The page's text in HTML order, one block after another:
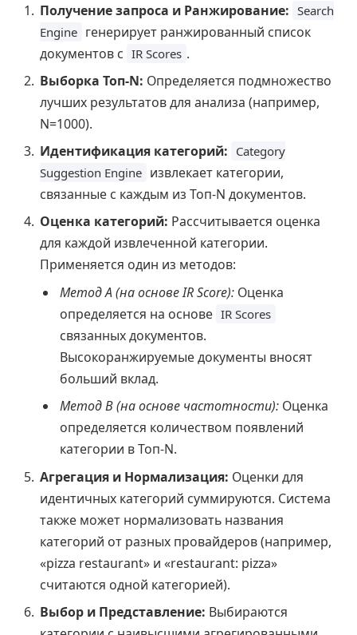
Получение запроса и Ранжирование: Search
Engine генерирует ранжированный список
документов с IR Scores .
Выборка Топ-N: Определяется подмножество
лучших результатов для анализа (например,
N=1000).
Идентификация категорий: Category
Suggestion Engine извлекает категории,
связанные с каждым из Топ-N документов.
Оценка категорий: Рассчитывается оценка
для каждой извлеченной категории.
Применяется один из методов:
Метод A (на основе IR Score): Оценка
определяется на основе IR Scores
связанных документов.
Высокоранжируемые документы вносят
больший вклад.
Метод B (на основе частотности): Оценка
определяется количеством появлений
категории в Топ-N.
Агрегация и Нормализация: Оценки для
идентичных категорий суммируются. Система
также может нормализовать названия
категорий от разных провайдеров (например,
«pizza restaurant» и «restaurant: pizza»
считаются одной категорией).
Выбор и Представление: Выбираются